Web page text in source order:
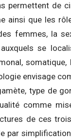
permettent de
ainsi que les
femmes, la
se
envisage
type de
comme
de ces
par